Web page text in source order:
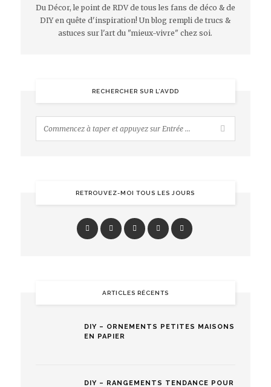
Du Décor, le point de RDV de tous les fans de déco & de
DIY en quête d'inspiration! Un blog rempli de trucs &
astuces sur l'art du "mieux-vivre" chez soi.
RECHERCHER SUR L’AVDD
RETROUVEZ-MOI TOUS LES JOURS
ARTICLES RÉCENTS
DIY – ORNEMENTS PETITES MAISONS
EN PAPIER
DIY – RANGEMENTS TENDANCE POUR